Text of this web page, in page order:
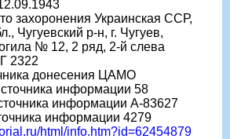
захоронения Украинская ССР,
Чугуевский р-н, г. Чугуев,
№ 12, 2 ряд, 2-й слева
2322
донесения ЦАМО
информации 58
информации А-83627
информации 4279
html/info.htm?id=62454879